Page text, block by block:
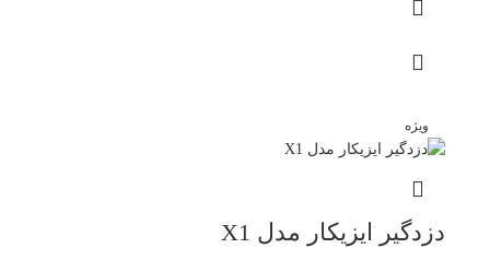
ویژه
دزدگیر ایزیکار مدل X1